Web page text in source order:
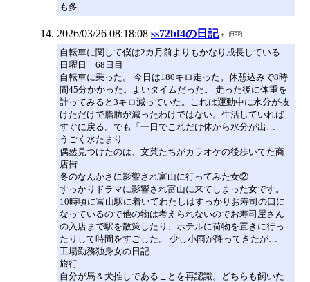
も多
2026/03/26 08:18:08 ss72bf4の日記
自転車に関して僕は2カ月前よりもかなり成長している
日曜日 68日目
自転車に乗った。 今日は180キロ走った。休憩込みで8時
間45分かかった。よいタイムだった。 走った後に体重を
計ってみると3キロ減っていた。これは運動中に水分が抜
けただけで脂肪が減ったわけではない。生活していれば
すぐに戻る。でも「一日でこれだけ体から水分が出…
うごく水たまり
偶然見つけたのは、文菜たちがカラオケの後歩いてた商
店街
冬のなんかさに影響され富山に行ってみた女②
すっかりドラマに影響され富山に来てしまった女です。
10時頃に富山駅に着いてわたしはすっかりお寿司の口に
なっているので他の物は考えられないのでお寿司屋さん
の入店まで駅を散策したり、ホテルに荷物を置きに行っ
たりして時間をすごした。 少し小雨が降ってきたが…
工場勤務独身女の日記
旅行
自分が馬＆犬推しであることを再認識。どちらも飼いた